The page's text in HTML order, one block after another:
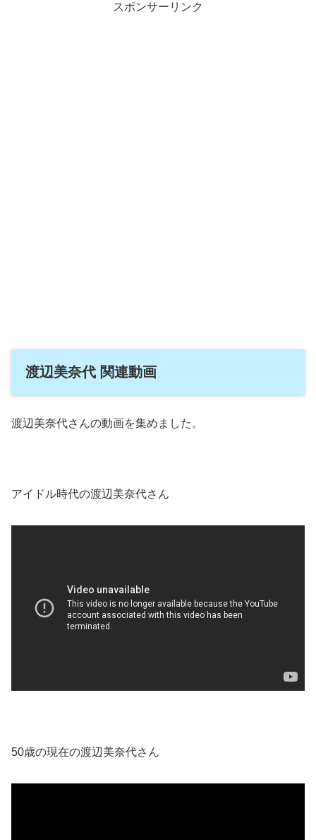
スポンサーリンク
渡辺美奈代 関連動画
渡辺美奈代さんの動画を集めました。
アイドル時代の渡辺美奈代さん
50歳の現在の渡辺美奈代さん